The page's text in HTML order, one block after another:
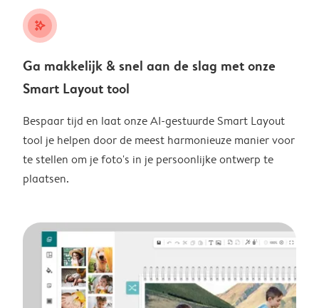
stars_plus
Ga makkelijk & snel aan de slag met onze
Smart Layout tool
Bespaar tijd en laat onze AI-gestuurde Smart Layout
tool je helpen door de meest harmonieuze manier voor
te stellen om je foto's in je persoonlijke ontwerp te
plaatsen.